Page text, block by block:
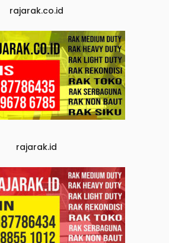
rajarak.co.id
rajarak.id